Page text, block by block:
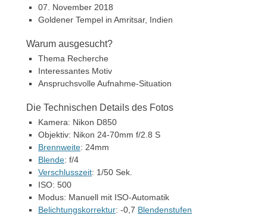
07. November 2018
Goldener Tempel in Amritsar, Indien
Warum ausgesucht?
Thema Recherche
Interessantes Motiv
Anspruchsvolle Aufnahme-Situation
Die Technischen Details des Fotos
Kamera: Nikon D850
Objektiv: Nikon 24-70mm f/2.8 S
Brennweite: 24mm
Blende: f/4
Verschlusszeit: 1/50 Sek.
ISO: 500
Modus: Manuell mit ISO-Automatik
Belichtungskorrektur: -0,7 Blendenstufen